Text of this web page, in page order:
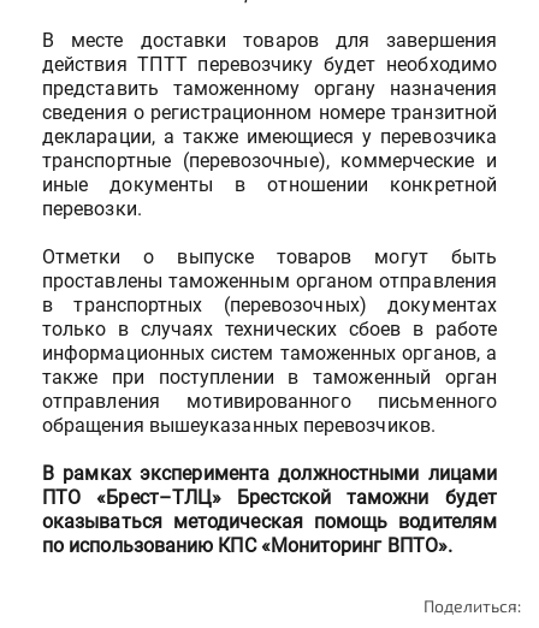
В месте доставки товаров для завершения
действия ТПТТ перевозчику будет необходимо
представить таможенному органу назначения
сведения о регистрационном номере транзитной
декларации, а также имеющиеся у перевозчика
транспортные (перевозочные), коммерческие и
иные документы в отношении конкретной
перевозки.
Отметки о выпуске товаров могут быть
проставлены таможенным органом отправления
в транспортных (перевозочных) документах
только в случаях технических сбоев в работе
информационных систем таможенных органов, а
также при поступлении в таможенный орган
отправления мотивированного письменного
обращения вышеуказанных перевозчиков.
В рамках эксперимента должностными лицами
ПТО «Брест–ТЛЦ» Брестской таможни будет
оказываться методическая помощь водителям
по использованию КПС «Мониторинг ВПТО».
Поделиться: